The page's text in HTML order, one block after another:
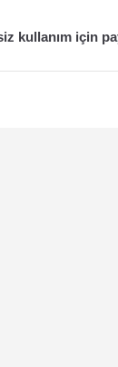
kullanım için